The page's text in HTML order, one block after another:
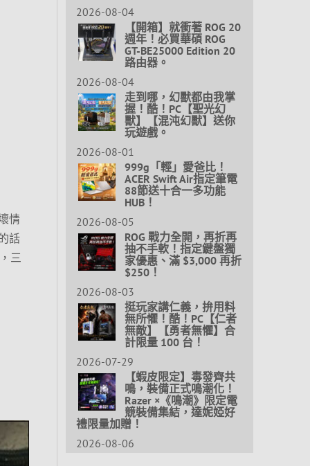
情
話
三
2026-08-04
【開箱】就衝著 ROG 20
週年！必買華碩 ROG
GT-BE25000 Edition 20
路由器。
2026-08-04
走到哪，幻獸都由我掌
握！酷！PC【聖光幻
獸】【混沌幻獸】送你
玩遊戲。
2026-08-01
999g「輕」愛爸比！
ACER Swift Air指定筆電
88節送十合一多功能
HUB！
2026-08-05
ROG 戰力全開，再折再
抽不手軟！指定鍵盤獨
家優惠、滿 $3,000 再折
$250！
2026-08-03
挺玩家講仁義，拚用料
無所懼！酷！PC【仁者
無敵】【勇者無懼】合
計限量 100 台！
2026-07-29
【蝦皮限定】毒發齊共
鳴，裝備正式鳴潮化！
Razer ×《鳴潮》限定電
競裝備集結，達妮婭好
禮限量加贈！
2026-08-06